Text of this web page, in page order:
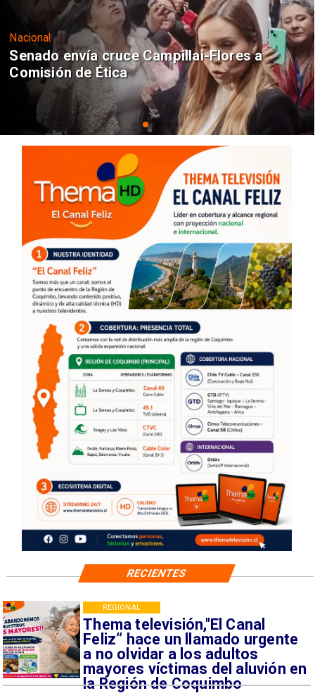
Nacional
Senado envía cruce Campillai-Flores a
Comisión de Ética
Thema televisión,"El Canal
Feliz” hace un llamado urgente
a no olvidar a los adultos
mayores víctimas del aluvión en
la Región de Coquimbo
REGIONAL
RECIENTES